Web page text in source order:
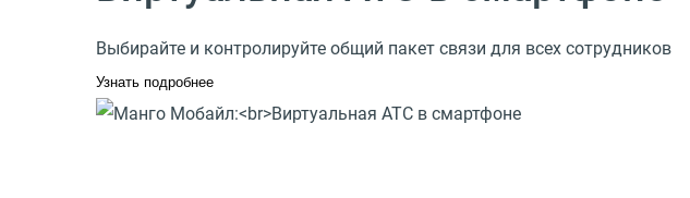
Выбирайте и контролируйте общий пакет связи для всех сотрудников
Узнать подробнее